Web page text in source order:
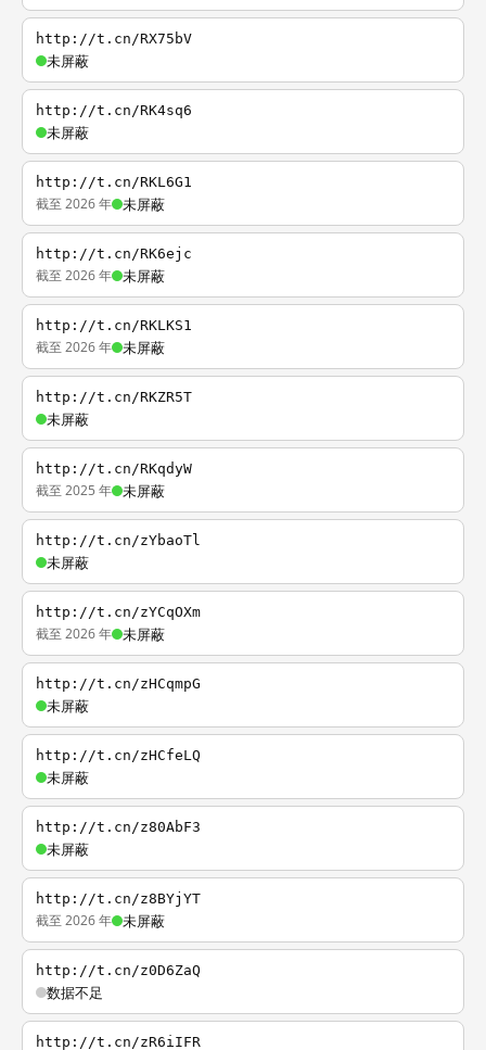
http://t.cn/RX75bV
未屏蔽
http://t.cn/RK4sq6
未屏蔽
http://t.cn/RKL6G1
截至 2026 年 未屏蔽
http://t.cn/RK6ejc
截至 2026 年 未屏蔽
http://t.cn/RKLKS1
截至 2026 年 未屏蔽
http://t.cn/RKZR5T
未屏蔽
http://t.cn/RKqdyW
截至 2025 年 未屏蔽
http://t.cn/zYbaoTl
未屏蔽
http://t.cn/zYCqOXm
截至 2026 年 未屏蔽
http://t.cn/zHCqmpG
未屏蔽
http://t.cn/zHCfeLQ
未屏蔽
http://t.cn/z80AbF3
未屏蔽
http://t.cn/z8BYjYT
截至 2026 年 未屏蔽
http://t.cn/z0D6ZaQ
数据不足
http://t.cn/zR6iIFR